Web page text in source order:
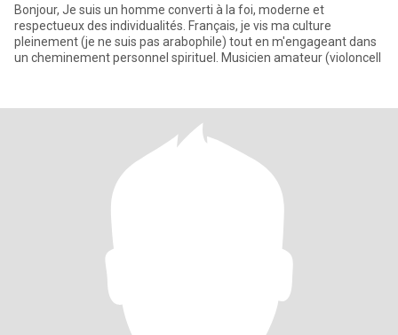
Bonjour, Je suis un homme converti à la foi, moderne et
respectueux des individualités. Français, je vis ma culture
pleinement (je ne suis pas arabophile) tout en m'engageant dans
un cheminement personnel spirituel. Musicien amateur (violoncell